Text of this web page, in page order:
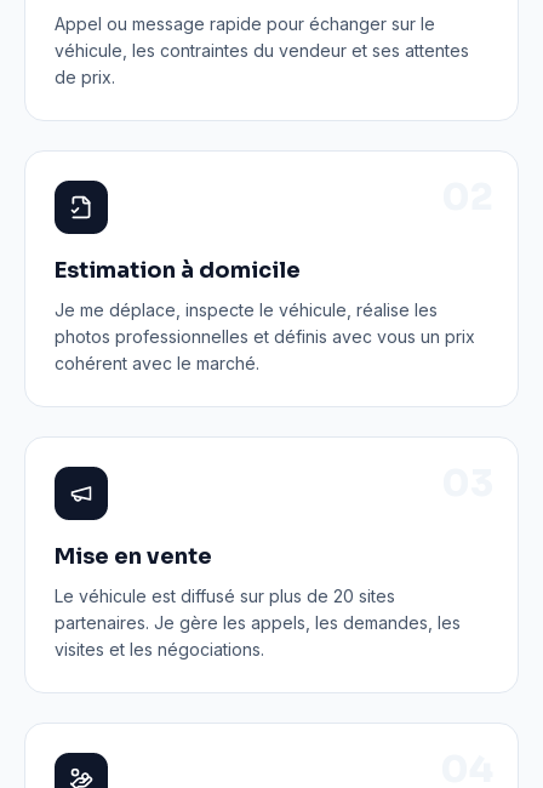
Appel ou message rapide pour échanger sur le
véhicule, les contraintes du vendeur et ses attentes
de prix.
Estimation à domicile
Je me déplace, inspecte le véhicule, réalise les
photos professionnelles et définis avec vous un prix
cohérent avec le marché.
Mise en vente
Le véhicule est diffusé sur plus de 20 sites
partenaires. Je gère les appels, les demandes, les
visites et les négociations.